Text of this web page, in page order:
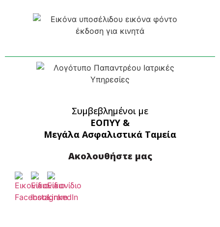
Συμβεβλημένοι με
ΕΟΠΥΥ &
Μεγάλα Ασφαλιστικά Ταμεία
Ακολουθήστε μας